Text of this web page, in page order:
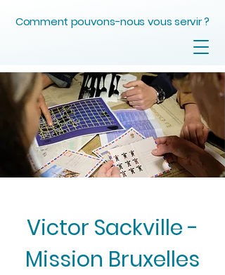
Comment pouvons-nous vous servir ?
Victor Sackville -
Mission Bruxelles